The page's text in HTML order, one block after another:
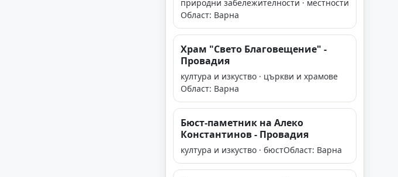
природни забележителности · местности
Област: Варна
Храм "Свето Благовещение" -
Провадия
култура и изкуство · църкви и храмове
Област: Варна
Бюст-паметник на Алеко
Константинов - Провадия
култура и изкуство · бюстОбласт: Варна